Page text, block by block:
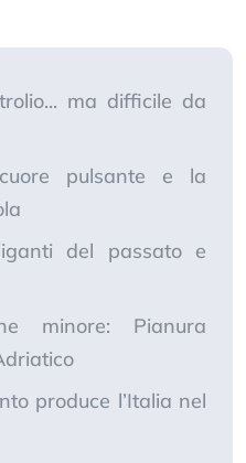
ma difficile da
pulsante e la
del passato e
minore: Pianura
produce l’Italia nel